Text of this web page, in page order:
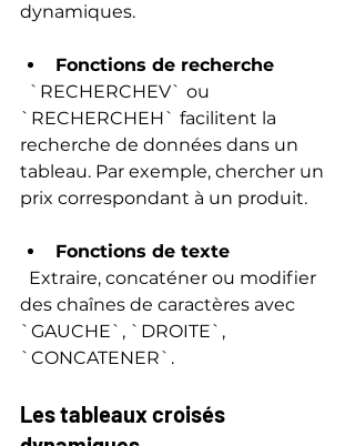
dynamiques.
Fonctions de recherche
`RECHERCHEH` facilitent la
recherche de données dans un
tableau. Par exemple, chercher un
prix correspondant à un produit.
Fonctions de texte
des chaînes de caractères avec
`GAUCHE`, `DROITE`,
`CONCATENER`.
Les tableaux croisés